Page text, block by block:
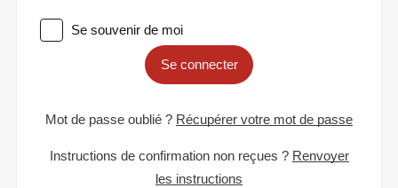
Se souvenir de moi
Se connecter
Mot de passe oublié ? Récupérer votre mot de passe
Instructions de confirmation non reçues ? Renvoyer
les instructions